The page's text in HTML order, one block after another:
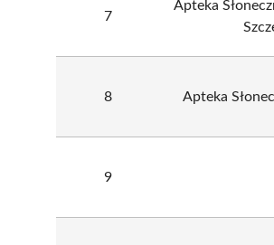
7
Apteka
8 Apteka
9